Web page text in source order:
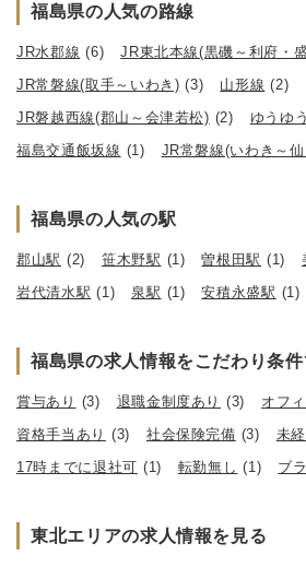
福島県の人気の路線
JR水郡線 (6) JR東北本線(黒磯～利府・
JR常磐線(取手～いわき) (3) 山形線 (2)
JR磐越西線(郡山～会津若松) (2) ゆうゆ
福島交通飯坂線 (1) JR常磐線(いわき～
福島県の人気の駅
郡山駅 (2) 笹木野駅 (1) 曽根田駅 (1)
岩代清水駅 (1) 泉駅 (1) 安積永盛駅 (1)
福島県の求人情報をこだわり条
賞与あり (3) 退職金制度あり (3) オフ
資格手当あり (3) 社会保険完備 (3) 未
17時までに退社可 (1) 転勤無し (1) ブ
東北エリアの求人情報を見る